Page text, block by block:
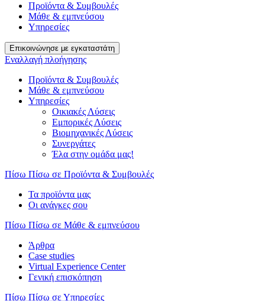
Προϊόντα & Συμβουλές
Μάθε & εμπνεύσου
Υπηρεσίες
Επικοινώνησε με εγκαταστάτη
Εναλλαγή πλοήγησης
Προϊόντα & Συμβουλές
Μάθε & εμπνεύσου
Υπηρεσίες
Οικιακές Λύσεις
Εμπορικές Λύσεις
Βιομηχανικές Λύσεις
Συνεργάτες
Έλα στην ομάδα μας!
Πίσω Πίσω σε Προϊόντα & Συμβουλές
Τα προϊόντα μας
Οι ανάγκες σου
Πίσω Πίσω σε Μάθε & εμπνεύσου
Άρθρα
Case studies
Virtual Experience Center
Γενική επισκόπηση
Πίσω Πίσω σε Υπηρεσίες